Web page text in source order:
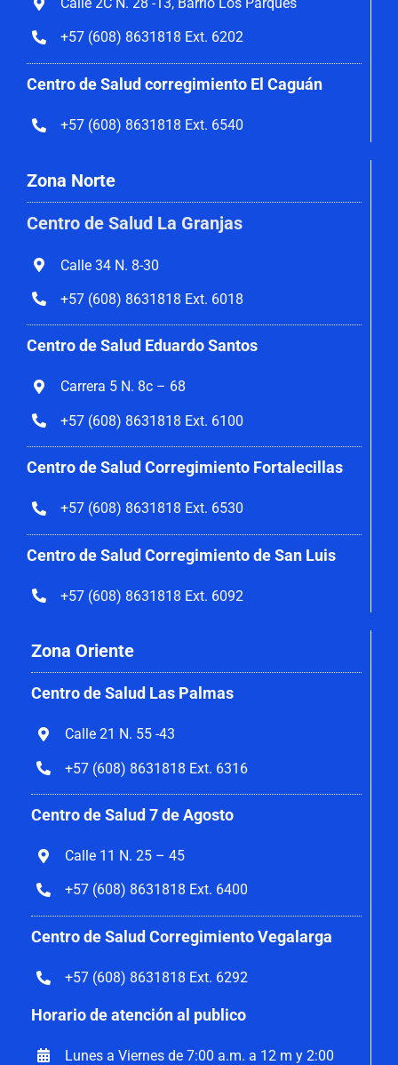
+57 (608) 8631818 Ext. 6202
Centro de Salud corregimiento El Caguán
+57 (608) 8631818 Ext. 6540
Zona Norte
Centro de Salud La Granjas
Calle 34 N. 8-30
+57 (608) 8631818 Ext. 6018
Centro de Salud Eduardo Santos
Carrera 5 N. 8c – 68
+57 (608) 8631818 Ext. 6100
Centro de Salud Corregimiento Fortalecillas
+57 (608) 8631818 Ext. 6530
Centro de Salud Corregimiento de San Luis
+57 (608) 8631818 Ext. 6092
Zona Oriente
Centro de Salud Las Palmas
Calle 21 N. 55 -43
+57 (608) 8631818 Ext. 6316
Centro de Salud 7 de Agosto
Calle 11 N. 25 – 45
+57 (608) 8631818 Ext. 6400
Centro de Salud Corregimiento Vegalarga
+57 (608) 8631818 Ext. 6292
Horario de atención al publico
Lunes a Viernes de 7:00 a.m. a 12 m y 2:00